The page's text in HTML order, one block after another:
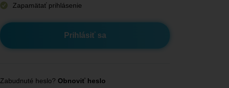
Zapamätať prihlásenie
Zabudnuté heslo? Obnoviť heslo